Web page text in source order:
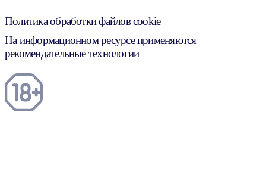
Политика обработки файлов cookie
На информационном ресурсе применяются
рекомендательные технологии